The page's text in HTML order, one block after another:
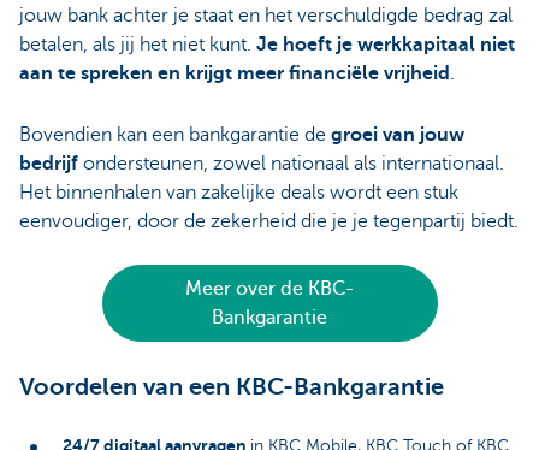
jouw bank achter je staat en het verschuldigde bedrag zal
betalen, als jij het niet kunt. Je hoeft je werkkapitaal niet
aan te spreken en krijgt meer financiële vrijheid .
Bovendien kan een bankgarantie de groei van jouw
bedrijf ondersteunen, zowel nationaal als internationaal.
Het binnenhalen van zakelijke deals wordt een stuk
eenvoudiger, door de zekerheid die je je tegenpartij biedt.
Meer over de KBC-
Bankgarantie
Voordelen van een KBC-Bankgarantie
24/7 digitaal aanvragen in KBC Mobile, KBC Touch of KBC